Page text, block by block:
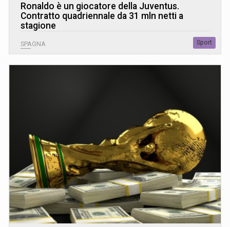
Ronaldo è un giocatore della Juventus.
Contratto quadriennale da 31 mln netti a
stagione
SPAGNA Sport